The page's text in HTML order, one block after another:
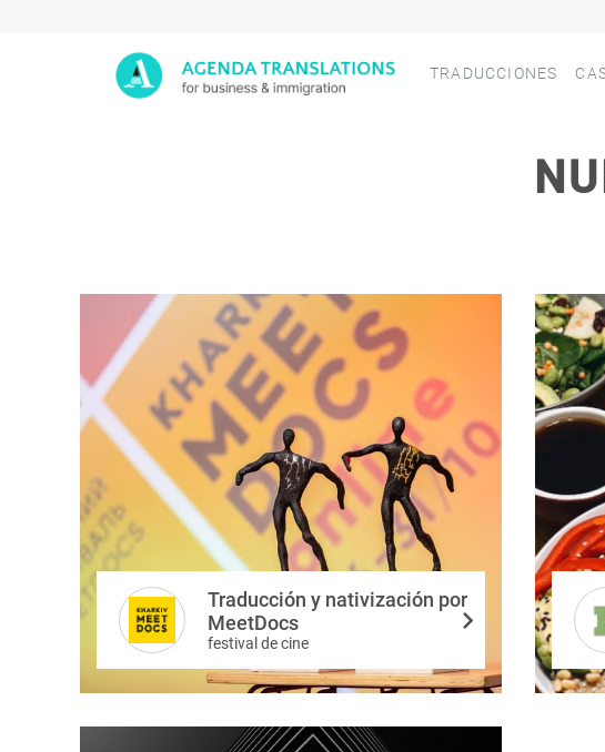
TRADUCCIONES
Traducción y nativización por
MeetDocs
festival de cine